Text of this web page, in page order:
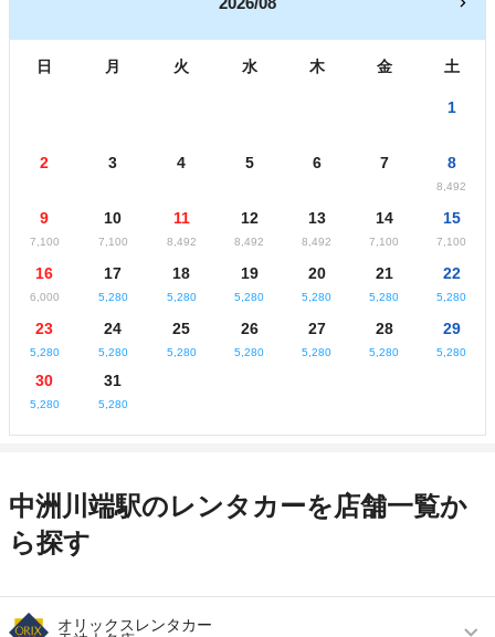
日 月 火 水 木 金 土
1
2 3 4 5 6 7 8
8,492
9
7,100
10
7,100
11
8,492
12
8,492
13
8,492
14
7,100
15
7,100
16
6,000
17
5,280
18
5,280
19
5,280
20
5,280
21
5,280
22
5,280
23
5,280
24
5,280
25
5,280
26
5,280
27
5,280
28
5,280
29
5,280
30
5,280
31
5,280
中洲川端駅のレンタカーを店舗一覧か
ら探す
オリックスレンタカー